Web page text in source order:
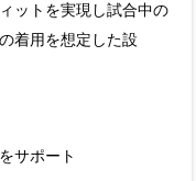
ットを実現し試合中の
着用を想定した設
サポート